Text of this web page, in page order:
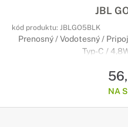
JBL
kód produktu: JBLGO5BLK
Prenosný / Vodotesný /
Typ-C /
NA